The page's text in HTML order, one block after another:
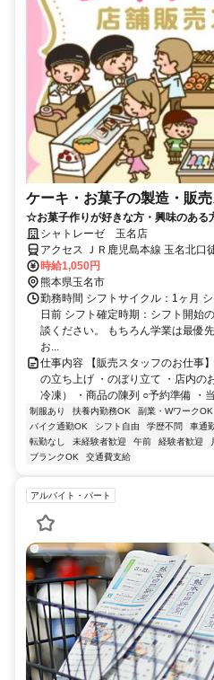
ケーキ・お菓子の製造・販
☆お菓子作りが好きな方・興味のあ
素敵なお菓子に囲まれてお仕事◎
シャトレーゼ 玉名店
アクセス ＪＲ鹿児島本線 玉名北口
名南口徒歩約36分、ＪＲ鹿児島本
在来線)6分
時給1,050円
熊本県玉名市
勤務時間 シフトサイクル：1ヶ月
日前 シフト確定時期：シフト開始
談ください。 もちろん学業は最優
お...
仕事内容 【販売スタッフのお仕事
の立ち上げ ・のぼり立て ・店内の
冷凍） ・商品の陳列 ○予約準備 ・
制服あり 扶養内勤務OK 副業・WワークOK
バイク通勤OK
シフト自由 学歴不問 車通
転勤なし
未経験者歓迎 午前 経験者歓迎
ブランクOK
交通費支給
アルバイト・パート